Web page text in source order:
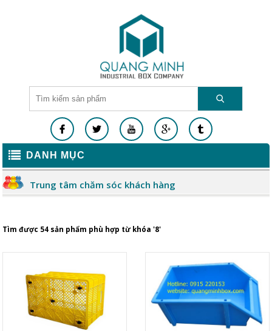
DANH MỤC
Trung tâm chăm sóc khách hàng
Tìm được 54 sản phẩm phù hợp từ khóa '8'